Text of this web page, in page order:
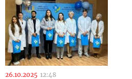
26.10.2025 12:48